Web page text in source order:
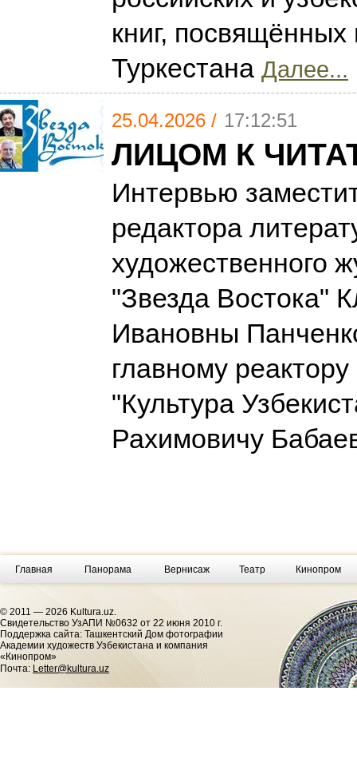
книг, посвящённых
Туркестана Далее...
25.04.2026 / 17:12:51
ЛИЦОМ К
Интервью
редактора
художественного
"Звезда Востока"
Ивановны
главному
"Культура
Рахимовичу
Главная Панорама Вернисаж Театр Кинопром
© 2011 — 2026 Kultura.uz.
Cвидетельство УзАПИ №0632 от 22 июня 2010 г.
Поддержка сайта: Ташкентский Дом фотографии
Академии художеств Узбекистана и компания
«Кинопром»
Почта: Letter@kultura.uz